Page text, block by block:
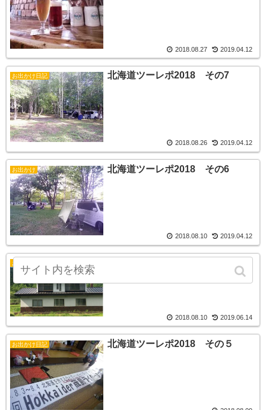
2018.08.27 2019.04.12
お出かけ日記 北海道ツーレポ2018 その7
2018.08.26 2019.04.12
お出かけ 北海道ツーレポ2018 その6
2018.08.10 2019.04.12
お出かけ日記
2018.08.10 2019.06.14
お出かけ日記 北海道ツーレポ2018 その５